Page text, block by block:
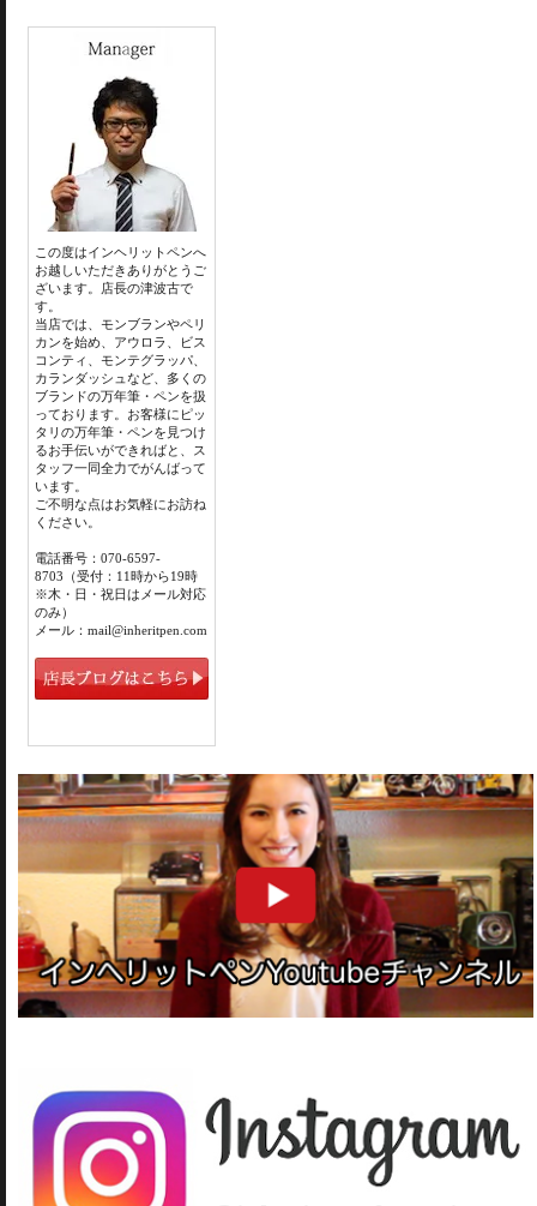
この度はインヘリットペンへ
お越しいただきありがとうご
ざいます。店長の津波古で
す。
当店では、モンブランやペリ
カンを始め、アウロラ、ビス
コンティ、モンテグラッパ、
カランダッシュなど、多くの
ブランドの万年筆・ペンを扱
っております。お客様にピッ
タリの万年筆・ペンを見つけ
るお手伝いができればと、ス
タッフ一同全力でがんばって
います。
ご不明な点はお気軽にお訪ね
ください。
電話番号：070-6597-
8703（受付：11時から19時
※木・日・祝日はメール対応
のみ）
メール：mail@inheritpen.com